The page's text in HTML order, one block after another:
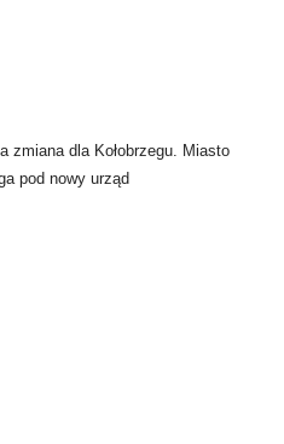
zmiana dla Kołobrzegu. Miasto
pod nowy urząd